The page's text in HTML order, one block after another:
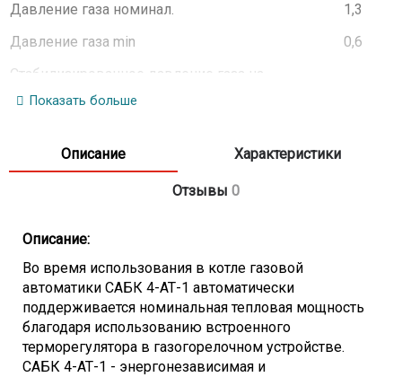
Давление газа номинал.
1,3
Давление газа min
0,6
Стабилизированное давление газа на
выходе из блока автоматики при
Инерционный период прекращения
подачи газа автоматикой при отсутствии
подачи газа автоматикой при появлении
Инерционный период включения
автоматики при зажигании запальной
горелки
не более 30
Допустимая температура в котельной
Показать больше
Описание Характеристики
Отзывы 0
Описание:
Во время использования в котле газовой
автоматики САБК 4-АТ-1 автоматически
поддерживается номинальная тепловая мощность
благодаря использованию встроенного
терморегулятора в газогорелочном устройстве.
САБК 4-АТ-1 - энергонезависимая и